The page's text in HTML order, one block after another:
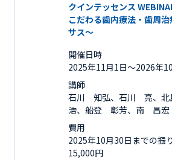
クインテッセンス
こだわる歯内療法・歯周
サス～
開催日時
2025年11月1日〜2026年
講師
石川 知弘、石川 亮、
浩、船登 彰芳、南 昌宏
費用
2025年10月30日までの振
15,000円